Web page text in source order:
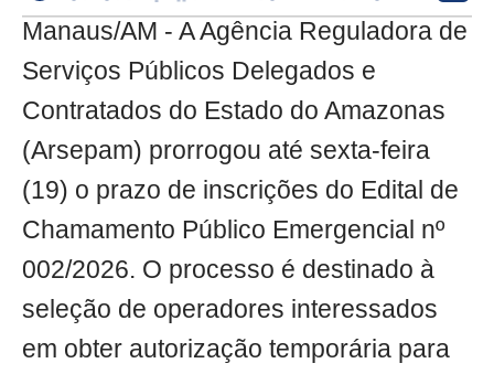
Manaus/AM - A Agência Reguladora de
Serviços Públicos Delegados e
Contratados do Estado do Amazonas
(Arsepam) prorrogou até sexta-feira
(19) o prazo de inscrições do Edital de
Chamamento Público Emergencial nº
002/2026. O processo é destinado à
seleção de operadores interessados
em obter autorização temporária para